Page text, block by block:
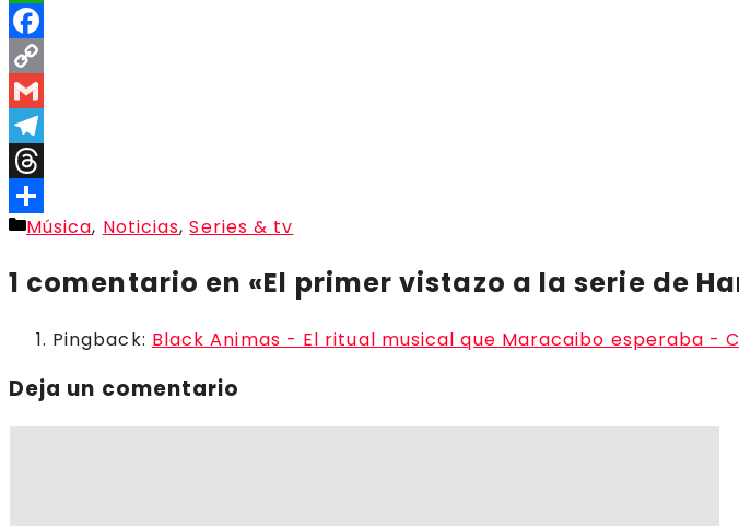
WhatsApp
Facebook
Copy
Link
Gmail
Telegram
Threads
Compartir
Categorías
Música, Noticias,Series & tv
1 comentario en «El primer vistazo a la serie de
Pingback: Black Animas - El ritual musical que Maracaibo esperaba -
Deja un comentario